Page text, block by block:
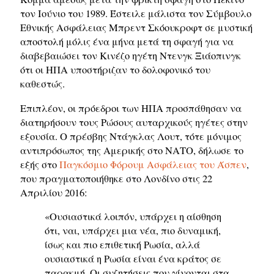
τον Ιούνιο του 1989. Έστειλε μάλιστα τον Σύμβουλο
Εθνικής Ασφάλειας Μπρεντ Σκόουκροφτ σε μυστική
αποστολή μόλις ένα μήνα μετά τη σφαγή για να
διαβεβαιώσει τον Κινέζο ηγέτη Ντενγκ Ξιάοπινγκ
ότι οι ΗΠΑ υποστήριζαν το δολοφονικό του
καθεστώς.
Επιπλέον, οι πρόεδροι των ΗΠΑ προσπάθησαν να
διατηρήσουν τους Ρώσους αυταρχικούς ηγέτες στην
εξουσία. Ο πρέσβης Ντάγκλας Λουτ, τότε μόνιμος
αντιπρόσωπος της Αμερικής στο ΝΑΤΟ, δήλωσε το
εξής στοΠαγκόσμιο Φόρουμ Ασφάλειας του Άσπεν,
που πραγματοποιήθηκε στο Λονδίνο στις 22
Απριλίου 2016:
«Ουσιαστικά λοιπόν, υπάρχει η αίσθηση
ότι, ναι, υπάρχει μια νέα, πιο δυναμική,
ίσως και πιο επιθετική Ρωσία, αλλά
ουσιαστικά η Ρωσία είναι ένα κράτος σε